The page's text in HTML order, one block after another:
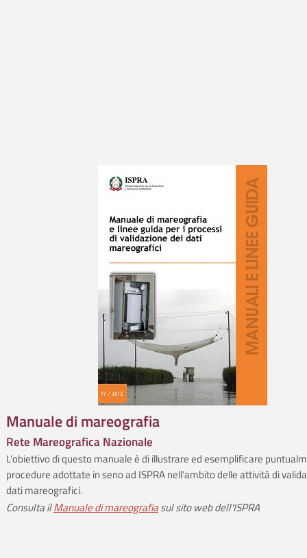
Manuale di mareografia
Rete Mareografica Nazionale
L’obiettivo di questo manuale è di illustrare ed esemplificare
procedure adottate in seno ad ISPRA nell’ambito delle attività di
dati mareografici.
Consulta ilManuale di mareografiasul sito web dell'ISPRA